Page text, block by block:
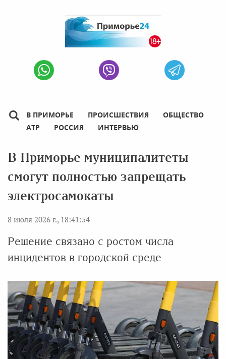
В ПРИМОРЬЕ ПРОИСШЕСТВИЯ
ОБЩЕСТВО
АТР
РОССИЯ ИНТЕРВЬЮ
В Приморье муниципалитеты
смогут полностью запрещать
электросамокаты
8 июля 2026 г., 18:41:54
Решение связано с ростом числа
инцидентов в городской среде